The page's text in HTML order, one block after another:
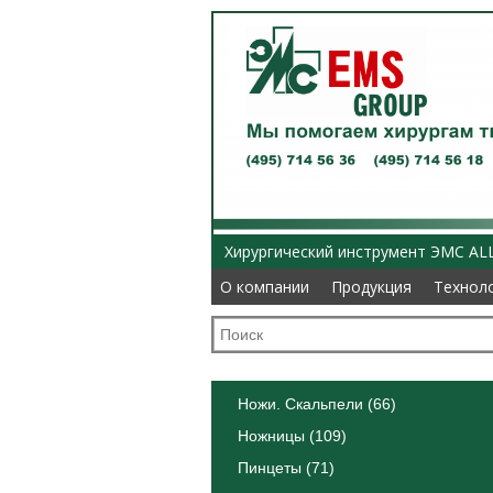
Хирургический инструмент ЭМС
О компании
Продукция
О компании
Продукция
Ножи. Скальпели (66)
Ножницы (109)
Пинцеты (71)